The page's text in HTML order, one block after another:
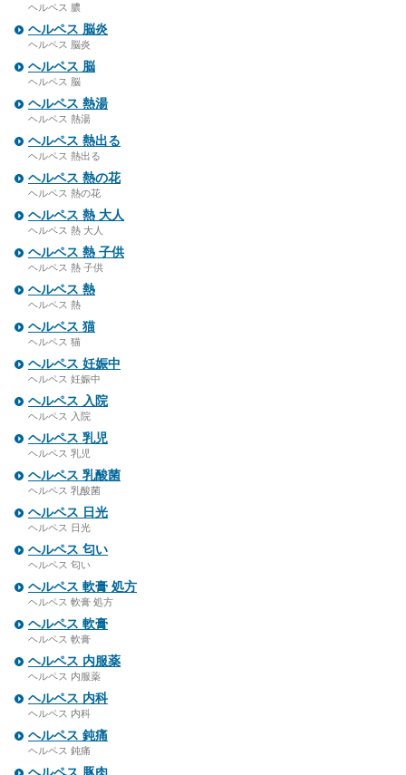
ヘルペス 膿
ヘルペス 脳炎
ヘルペス 脳炎
ヘルペス 脳
ヘルペス 脳
ヘルペス 熱湯
ヘルペス 熱湯
ヘルペス 熱出る
ヘルペス 熱出る
ヘルペス 熱の花
ヘルペス 熱の花
ヘルペス 熱 大人
ヘルペス 熱 大人
ヘルペス 熱 子供
ヘルペス 熱 子供
ヘルペス 熱
ヘルペス 熱
ヘルペス 猫
ヘルペス 猫
ヘルペス 妊娠中
ヘルペス 妊娠中
ヘルペス 入院
ヘルペス 入院
ヘルペス 乳児
ヘルペス 乳児
ヘルペス 乳酸菌
ヘルペス 乳酸菌
ヘルペス 日光
ヘルペス 日光
ヘルペス 匂い
ヘルペス 匂い
ヘルペス 軟膏 処方
ヘルペス 軟膏 処方
ヘルペス 軟膏
ヘルペス 軟膏
ヘルペス 内服薬
ヘルペス 内服薬
ヘルペス 内科
ヘルペス 内科
ヘルペス 鈍痛
ヘルペス 鈍痛